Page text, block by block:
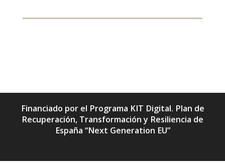
Financiado por el Programa KIT Digital. Plan de
Recuperación, Transformación y Resiliencia de
España “Next Generation EU”